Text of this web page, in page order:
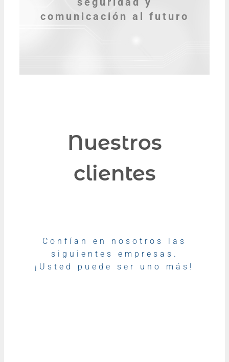
comunicación al futuro
Nuestros
clientes
Confían en nosotros las
siguientes empresas.
¡Usted puede ser uno más!